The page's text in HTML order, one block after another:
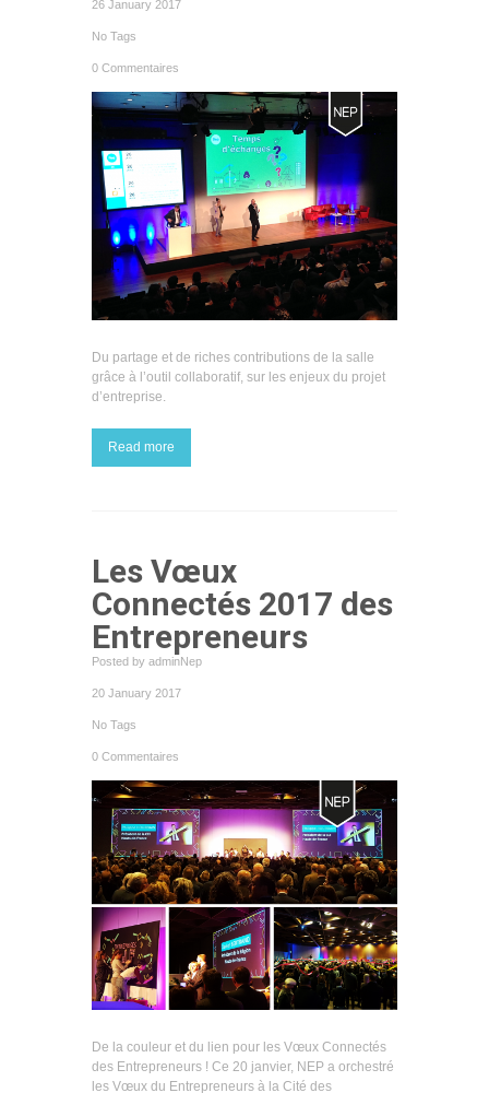
26 January 2017
No Tags
0 Commentaires
Du partage et de riches contributions de la salle
grâce à l’outil collaboratif, sur les enjeux du projet
d’entreprise.
Read more
Les Vœux
Connectés 2017 des
Entrepreneurs
Posted by adminNep
20 January 2017
No Tags
0 Commentaires
De la couleur et du lien pour les Vœux Connectés
des Entrepreneurs ! Ce 20 janvier, NEP a orchestré
les Vœux du Entrepreneurs à la Cité des